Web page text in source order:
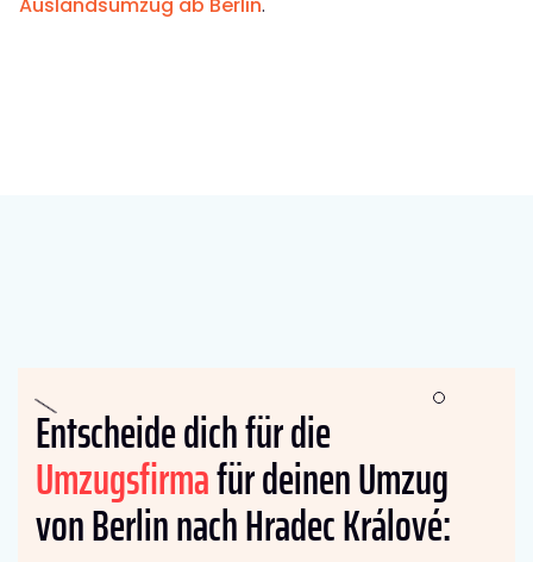
Auslandsumzug ab Berlin.
Entscheide dich für die
Umzugsfirmafür deinen Umzug
von Berlin nach Hradec Králové: